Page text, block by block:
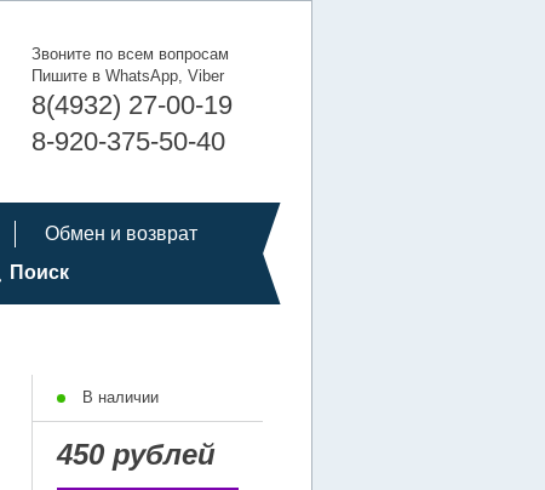
Звоните по всем вопросам
Пишите в WhatsApp, Viber
8(4932) 27-00-19
8-920-375-50-40
Обмен и возврат
Поиск
В наличии
450 рублей